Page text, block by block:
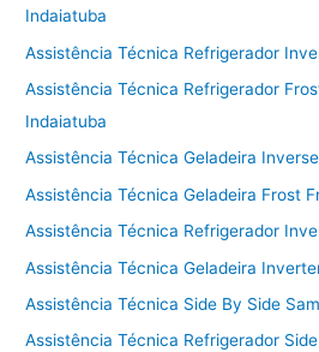
Indaiatuba
Assistência Técnica Refrigerador
Assistência Técnica Refrigerador
Indaiatuba
Assistência Técnica Geladeira
Assistência Técnica Geladeira Frost
Assistência Técnica Refrigerador
Assistência Técnica Geladeira
Assistência Técnica Side By Side
Assistência Técnica Refrigerador